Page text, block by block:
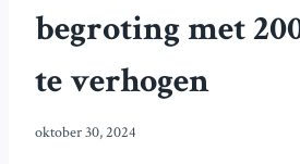
begroting met
te verhogen
oktober 30, 2024